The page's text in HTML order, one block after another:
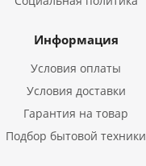
Информация
Условия оплаты
Условия доставки
Гарантия на товар
Подбор бытовой техники